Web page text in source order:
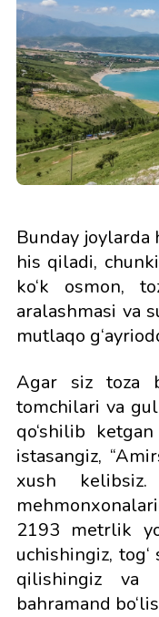
Bunday joylarda
his qiladi,
ko‘k osmon,
aralashmasi va
mutlaqo
Agar siz toza
tomchilari va
qo‘shilib
istasangiz,
xush
2193 metrlik
uchishingiz,
qilishingiz va
bahramand